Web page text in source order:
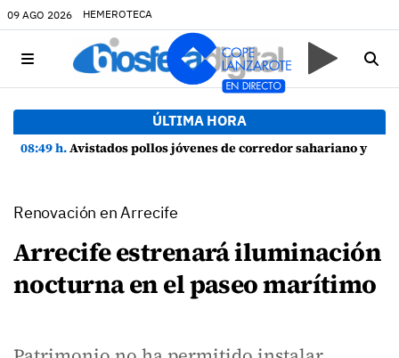
09 AGO 2026 HEMEROTECA
ÚLTIMA HORA
08:49 h.Avistados pollos jóvenes de corredor sahariano y episodios de cortejo de hubara cerca del rally de Lanzarote
Renovación en Arrecife
Arrecife estrenará iluminación
nocturna en el paseo marítimo